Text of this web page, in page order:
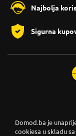
Najbolja
Sigurna
Domod.ba je
cookiesa u skladu